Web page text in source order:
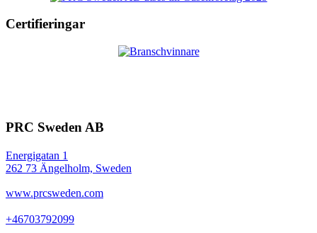
Certifieringar
PRC Sweden AB
Energigatan 1
262 73 Ängelholm, Sweden
www.prcsweden.com
+46703792099